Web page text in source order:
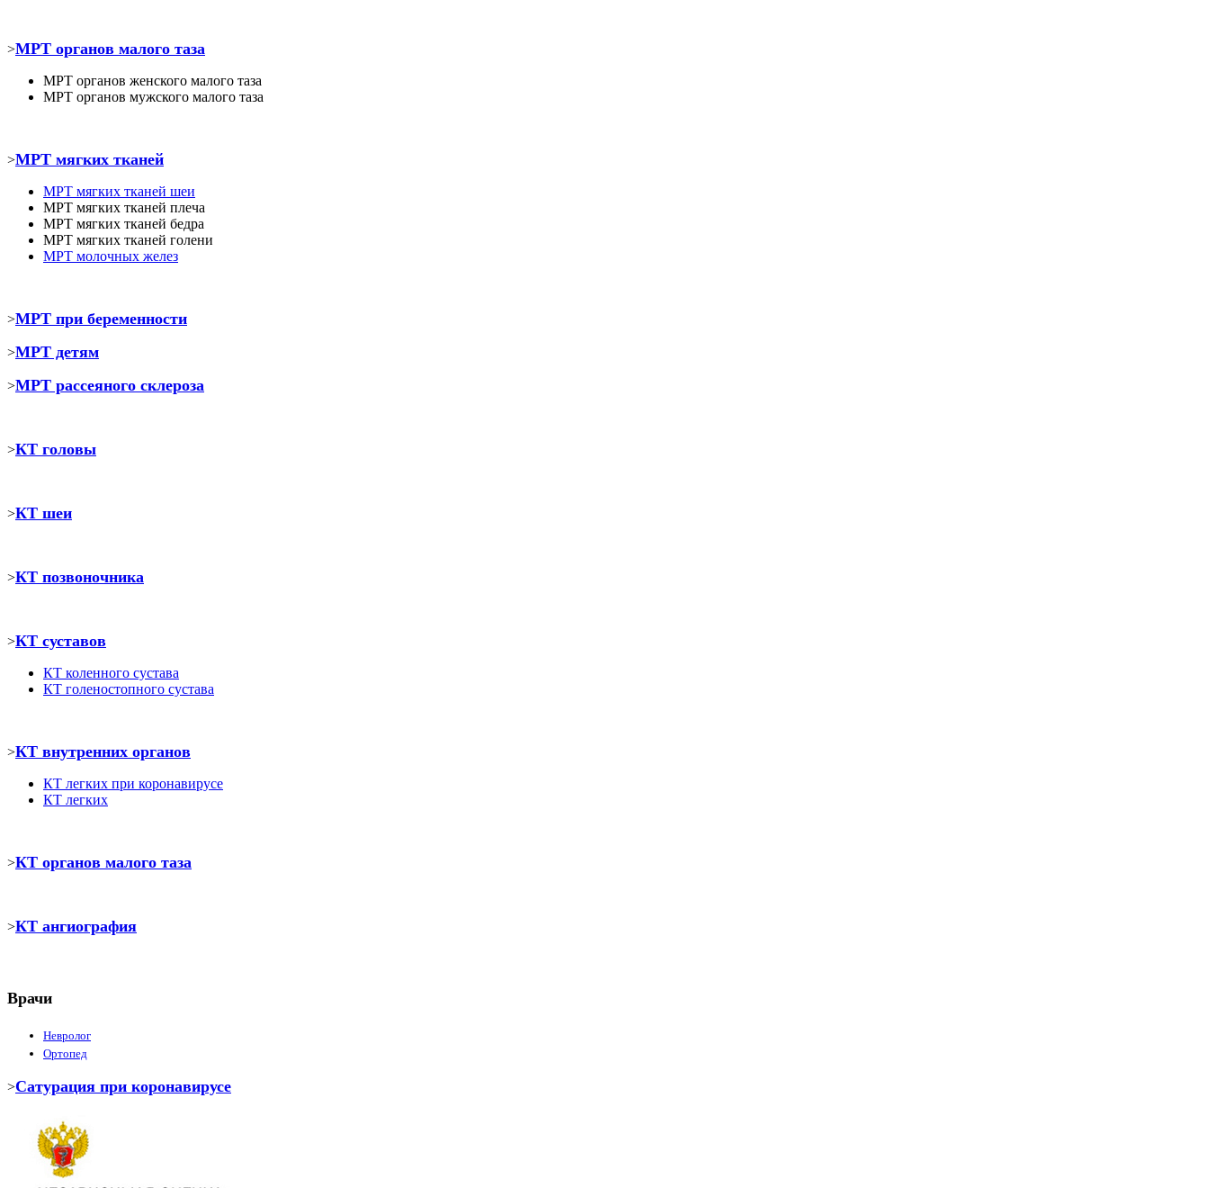
>МРТ органов малого таза
МРТ органов женского малого таза
МРТ органов мужского малого таза
>МРТ мягких тканей
МРТ мягких тканей шеи
МРТ мягких тканей плеча
МРТ мягких тканей бедра
МРТ мягких тканей голени
МРТ молочных желез
>МРТ при беременности
>МРТ детям
>МРТ рассеяного склероза
>КТ головы
>КТ шеи
>КТ позвоночника
>КТ суставов
КТ коленного сустава
КТ голеностопного сустава
>КТ внутренних органов
КТ легких при коронавирусе
КТ легких
>КТ органов малого таза
>КТ ангиография
Врачи
Невролог
Ортопед
>Сатурация при коронавирусе